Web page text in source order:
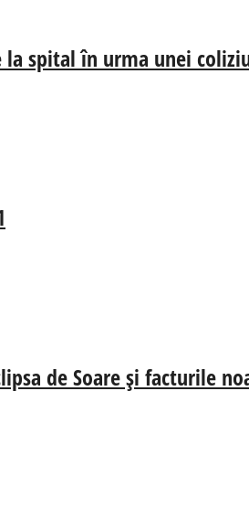
la spital în urma unei
de Soare și facturile